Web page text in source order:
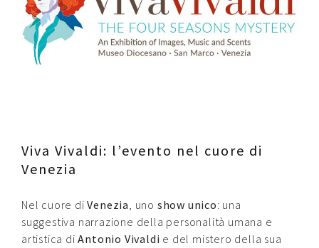
Contatti
Raffaele Gerardi
Viva Vivaldi: l’evento nel cuore di
Venezia
Nel cuore diVenezia, uno show unico: una
suggestiva narrazione della personalità umana e
artistica diAntonio Vivaldi e del mistero della sua